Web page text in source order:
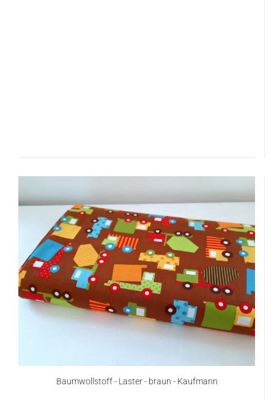
Baumwollstoff - Laster - braun - Kaufmann